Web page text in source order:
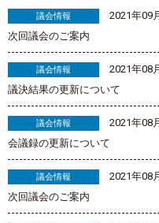
議会情報
2021年09
次回議会のご案内
議会情報
2021年08
議決結果の更新について
議会情報
2021年08
会議録の更新について
議会情報
2021年08
次回議会のご案内